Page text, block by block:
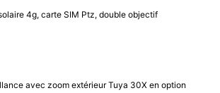
4g, carte SIM Ptz, double objectif
avec zoom extérieur Tuya 30X en option